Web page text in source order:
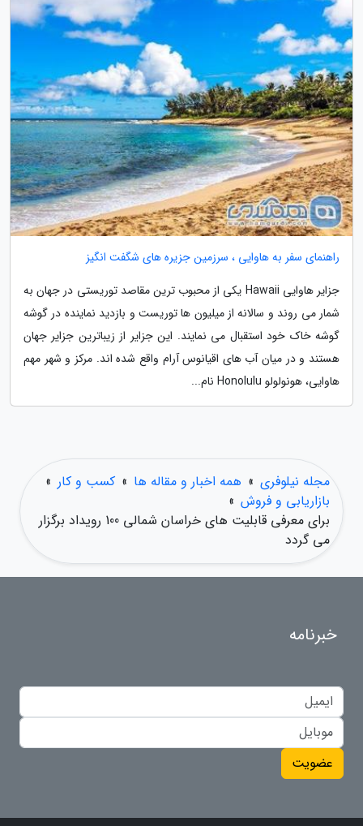
راهنمای سفر به هاوایی ، سرزمین جزیره های شگفت انگیز
جزایر هاوایی Hawaii یکی از محبوب ترین مقاصد توریستی در جهان به
شمار می روند و سالانه از میلیون ها توریست و بازدید نماینده در گوشه
گوشه خاک خود استقبال می نمایند. این جزایر از زیباترین جزایر جهان
هستند و در میان آب های اقیانوس آرام واقع شده اند. مرکز و شهر مهم
هاوایی، هونولولو Honolulu نام...
مجله نیلوفری » همه اخبار و مقاله ها » کسب و کار »
بازاریابی و فروش »
برای معرفی قابلیت های خراسان شمالی 100 رویداد برگزار
می گردد
خبرنامه
عضویت